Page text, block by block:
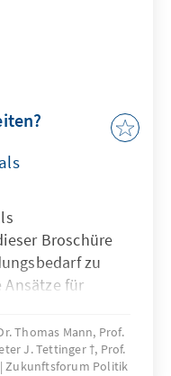
Broschüre
zu
für
in das
Thomas Mann, Prof.
J. Tettinger †, Prof.
Zukunftsforum Politik